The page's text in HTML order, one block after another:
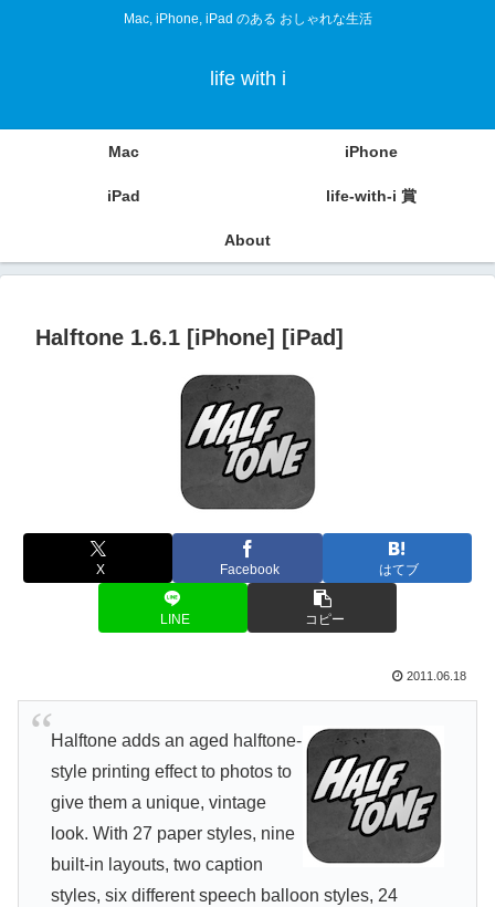
Mac, iPhone, iPad のある おしゃれな生活
life with i
Mac iPhone
iPad life-with-i 賞
About
Halftone 1.6.1 [iPhone] [iPad]
X Facebook はてブ
LINE コピー
2011.06.18
Halftone adds an aged halftone-
style printing effect to photos to
give them a unique, vintage
look. With 27 paper styles, nine
built-in layouts, two caption
styles, six different speech balloon styles, 24